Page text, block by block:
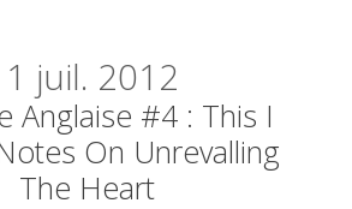
juil. 2012
Anglaise #4 : This I
On Unrevalling
The Heart